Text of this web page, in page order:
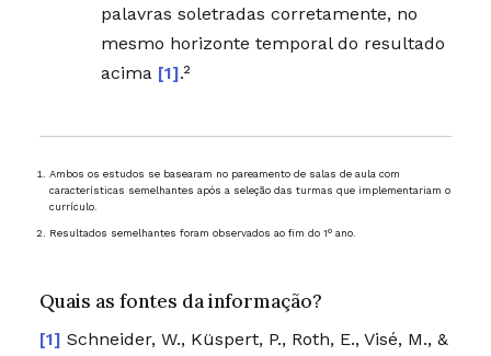
palavras soletradas corretamente, no
mesmo horizonte temporal do resultado
acima [1].²
Ambos os estudos se basearam no pareamento de salas de aula com
características semelhantes após a seleção das turmas que implementariam o
currículo.
Resultados semelhantes foram observados ao fim do 1° ano.
Quais as fontes da informação?
Schneider, W., Küspert, P., Roth, E., Visé, M., &